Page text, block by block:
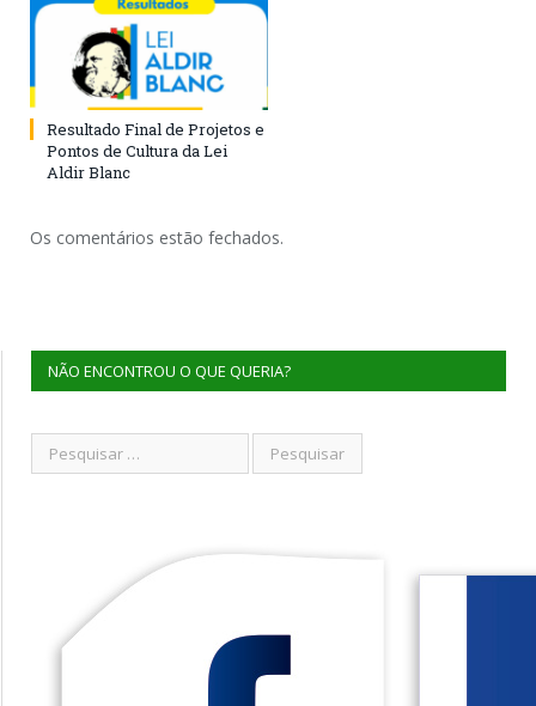
Resultado Final de Projetos e
Pontos de Cultura da Lei
Aldir Blanc
Os comentários estão fechados.
NÃO ENCONTROU O QUE QUERIA?